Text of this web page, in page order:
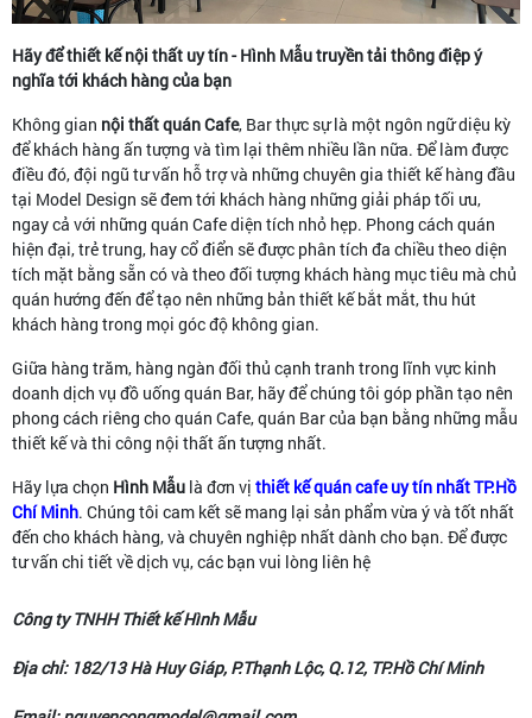
Hãy để thiết kế nội thất uy tín - Hình Mẫu truyền tải thông điệp ý
nghĩa tới khách hàng của bạn
Không gian nội thất quán Cafe, Bar thực sự là một ngôn ngữ diệu kỳ
để khách hàng ấn tượng và tìm lại thêm nhiều lần nữa. Để làm được
điều đó, đội ngũ tư vấn hỗ trợ và những chuyên gia thiết kế hàng đầu
tại Model Design sẽ đem tới khách hàng những giải pháp tối ưu,
ngay cả với những quán Cafe diện tích nhỏ hẹp. Phong cách quán
hiện đại, trẻ trung, hay cổ điển sẽ được phân tích đa chiều theo diện
tích mặt bằng sẵn có và theo đối tượng khách hàng mục tiêu mà chủ
quán hướng đến để tạo nên những bản thiết kế bắt mắt, thu hút
khách hàng trong mọi góc độ không gian.
Giữa hàng trăm, hàng ngàn đối thủ cạnh tranh trong lĩnh vực kinh
doanh dịch vụ đồ uống quán Bar, hãy để chúng tôi góp phần tạo nên
phong cách riêng cho quán Cafe, quán Bar của bạn bằng những mẫu
thiết kế và thi công nội thất ấn tượng nhất.
Hãy lựa chọn Hình Mẫu là đơn vị thiết kế quán cafe uy tín nhất TP.Hồ
Chí Minh. Chúng tôi cam kết sẽ mang lại sản phẩm vừa ý và tốt nhất
đến cho khách hàng, và chuyên nghiệp nhất dành cho bạn. Để được
tư vấn chi tiết về dịch vụ, các bạn vui lòng liên hệ
Công ty TNHH Thiết kế Hình Mẫu
Địa chỉ: 182/13 Hà Huy Giáp, P.Thạnh Lộc, Q.12, TP.Hồ Chí Minh